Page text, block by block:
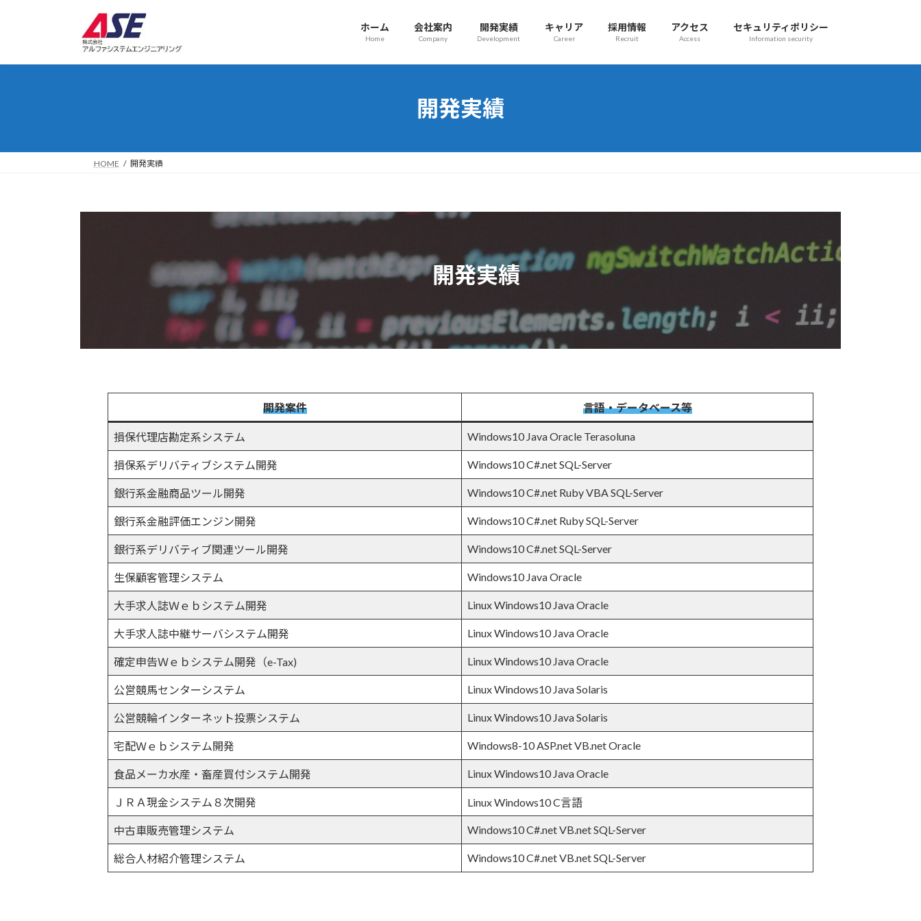
プ
動
ホーム
Home
会社案内
Company
開発実績
Development
キャリア
Career
採用情報
Recruit
アクセス
Access
セキュリティポリシー
Information security
開発実績
HOME 開発実績
開発実績
開発案件 言語・データベース等
損保代理店勘定系システム Windows10 Java Oracle Terasoluna
損保系デリバティブシステム開発 Windows10 C#.net SQL-Server
銀行系金融商品ツール開発 Windows10 C#.net Ruby VBA SQL-Server
銀行系金融評価エンジン開発 Windows10 C#.net Ruby SQL-Server
銀行系デリバティブ関連ツール開発 Windows10 C#.net SQL-Server
生保顧客管理システム Windows10 Java Oracle
大手求人誌Ｗｅｂシステム開発 Linux Windows10 Java Oracle
大手求人誌中継サーバシステム開発 Linux Windows10 Java Oracle
確定申告Ｗｅｂシステム開発（e-Tax) Linux Windows10 Java Oracle
公営競馬センターシステム Linux Windows10 Java Solaris
公営競輪インターネット投票システム Linux Windows10 Java Solaris
宅配Ｗｅｂシステム開発 Windows8-10 ASP.net VB.net Oracle
食品メーカ水産・畜産買付システム開発 Linux Windows10 Java Oracle
ＪＲＡ現金システム８次開発 Linux Windows10 C言語
中古車販売管理システム Windows10 C#.net VB.net SQL-Server
総合人材紹介管理システム Windows10 C#.net VB.net SQL-Server